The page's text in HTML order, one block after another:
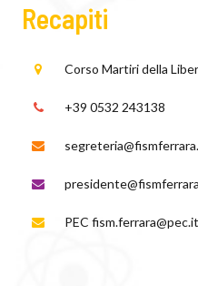
Recapiti
Corso Martiri della
+39 0532 243138
PEC fism.ferrara@pec.it